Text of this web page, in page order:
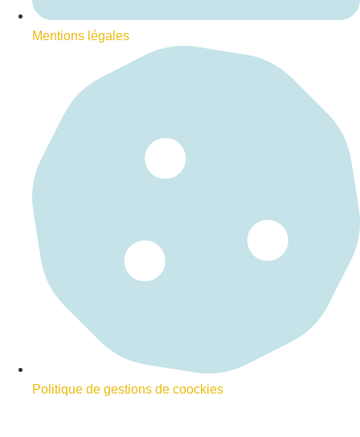
Mentions légales
Politique de gestions de coockies